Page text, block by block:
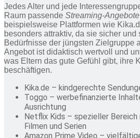
Jedes Alter und jede
Raum passende Streaming-Angebote
beispielsweise Plattformen wie
besonders attraktiv, da sie sicher und
Bedürfnisse der jüngsten Zielgruppe
Angebot ist didaktisch wertvoll und
was Eltern das gute Gefühl gibt, ihre
beschäftigen.
Kika.de – kindgerechte
Toggo – werbefinanzierte
Ausrichtung
Netflix Kids – spezieller
Filmen und Serien
Amazon Prime Video –